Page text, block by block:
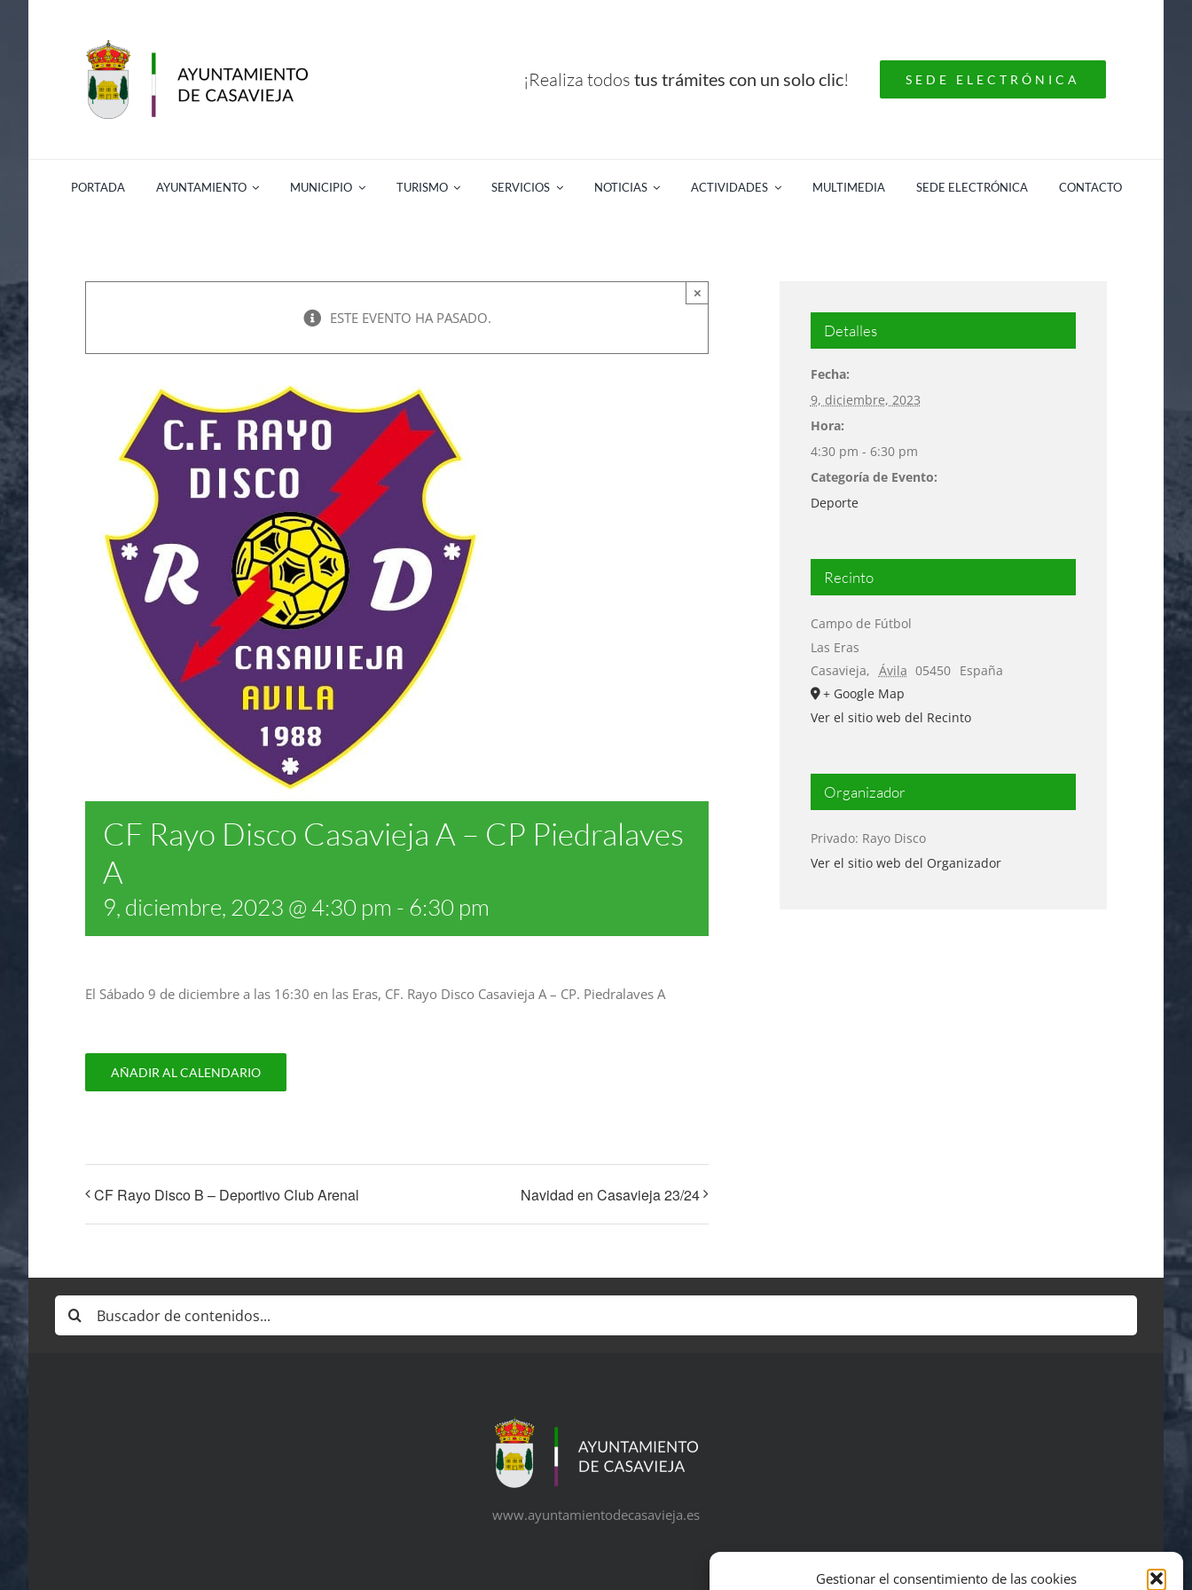
Gestionar el consentimiento de las cookies
¡Realiza todos tus trámites con un solo clic! SEDE ELECTRÓNICA
PORTADA AYUNTAMIENTO MUNICIPIO TURISMO SERVICIOS NOTICIAS ACTIVIDADES MULTIMEDIA SEDE ELECTRÓNICA CONTACTO
ESTE EVENTO HA PASADO.
×
CF Rayo Disco Casavieja A – CP Piedralaves
A
9, diciembre, 2023 @ 4:30 pm - 6:30 pm
El Sábado 9 de diciembre a las 16:30 en las Eras, CF. Rayo Disco Casavieja A – CP. Piedralaves A
AÑADIR AL CALENDARIO
CF Rayo Disco B – Deportivo Club Arenal Navidad en Casavieja 23/24
Detalles
Fecha:
9, diciembre, 2023
Hora:
4:30 pm - 6:30 pm
Categoría de Evento:
Deporte
Recinto
Campo de Fútbol
Las Eras
Casavieja, Ávila 05450 España
+ Google Map
Ver el sitio web del Recinto
Organizador
Privado: Rayo Disco
Ver el sitio web del Organizador
Buscar:
www.ayuntamientodecasavieja.es